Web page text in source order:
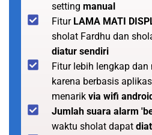
setting manual
Fitur LAMA MATI
sholat Fardhu dan
diatur sendiri
Fitur lebih lengkap
karena berbasis
menarik via wifi
Jumlah suara alarm
waktu sholat dapat